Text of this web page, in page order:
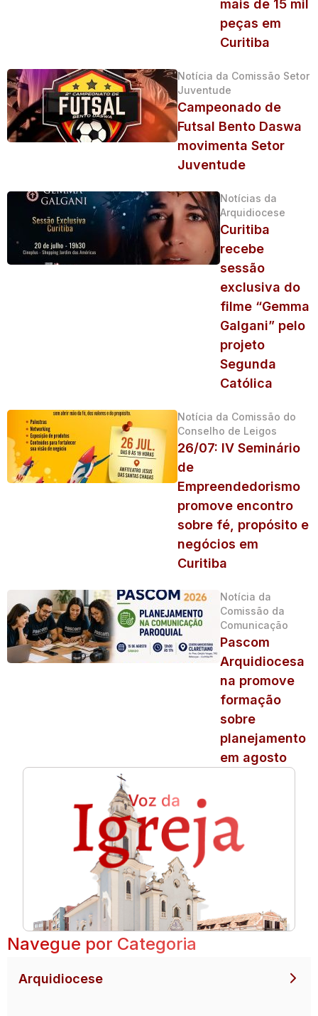
mais de 15 mil
peças em
Curitiba
Notícia da Comissão Setor
Juventude
Campeonado de
Futsal Bento Daswa
movimenta Setor
Juventude
Notícias da
Arquidiocese
Curitiba
recebe
sessão
exclusiva do
filme “Gemma
Galgani” pelo
projeto
Segunda
Católica
Notícia da Comissão do
Conselho de Leigos
26/07: IV Seminário
de
Empreendedorismo
promove encontro
sobre fé, propósito e
negócios em
Curitiba
Notícia da
Comissão da
Comunicação
Pascom
Arquidiocesa
na promove
formação
sobre
planejamento
em agosto
Navegue por Categoria
Arquidiocese